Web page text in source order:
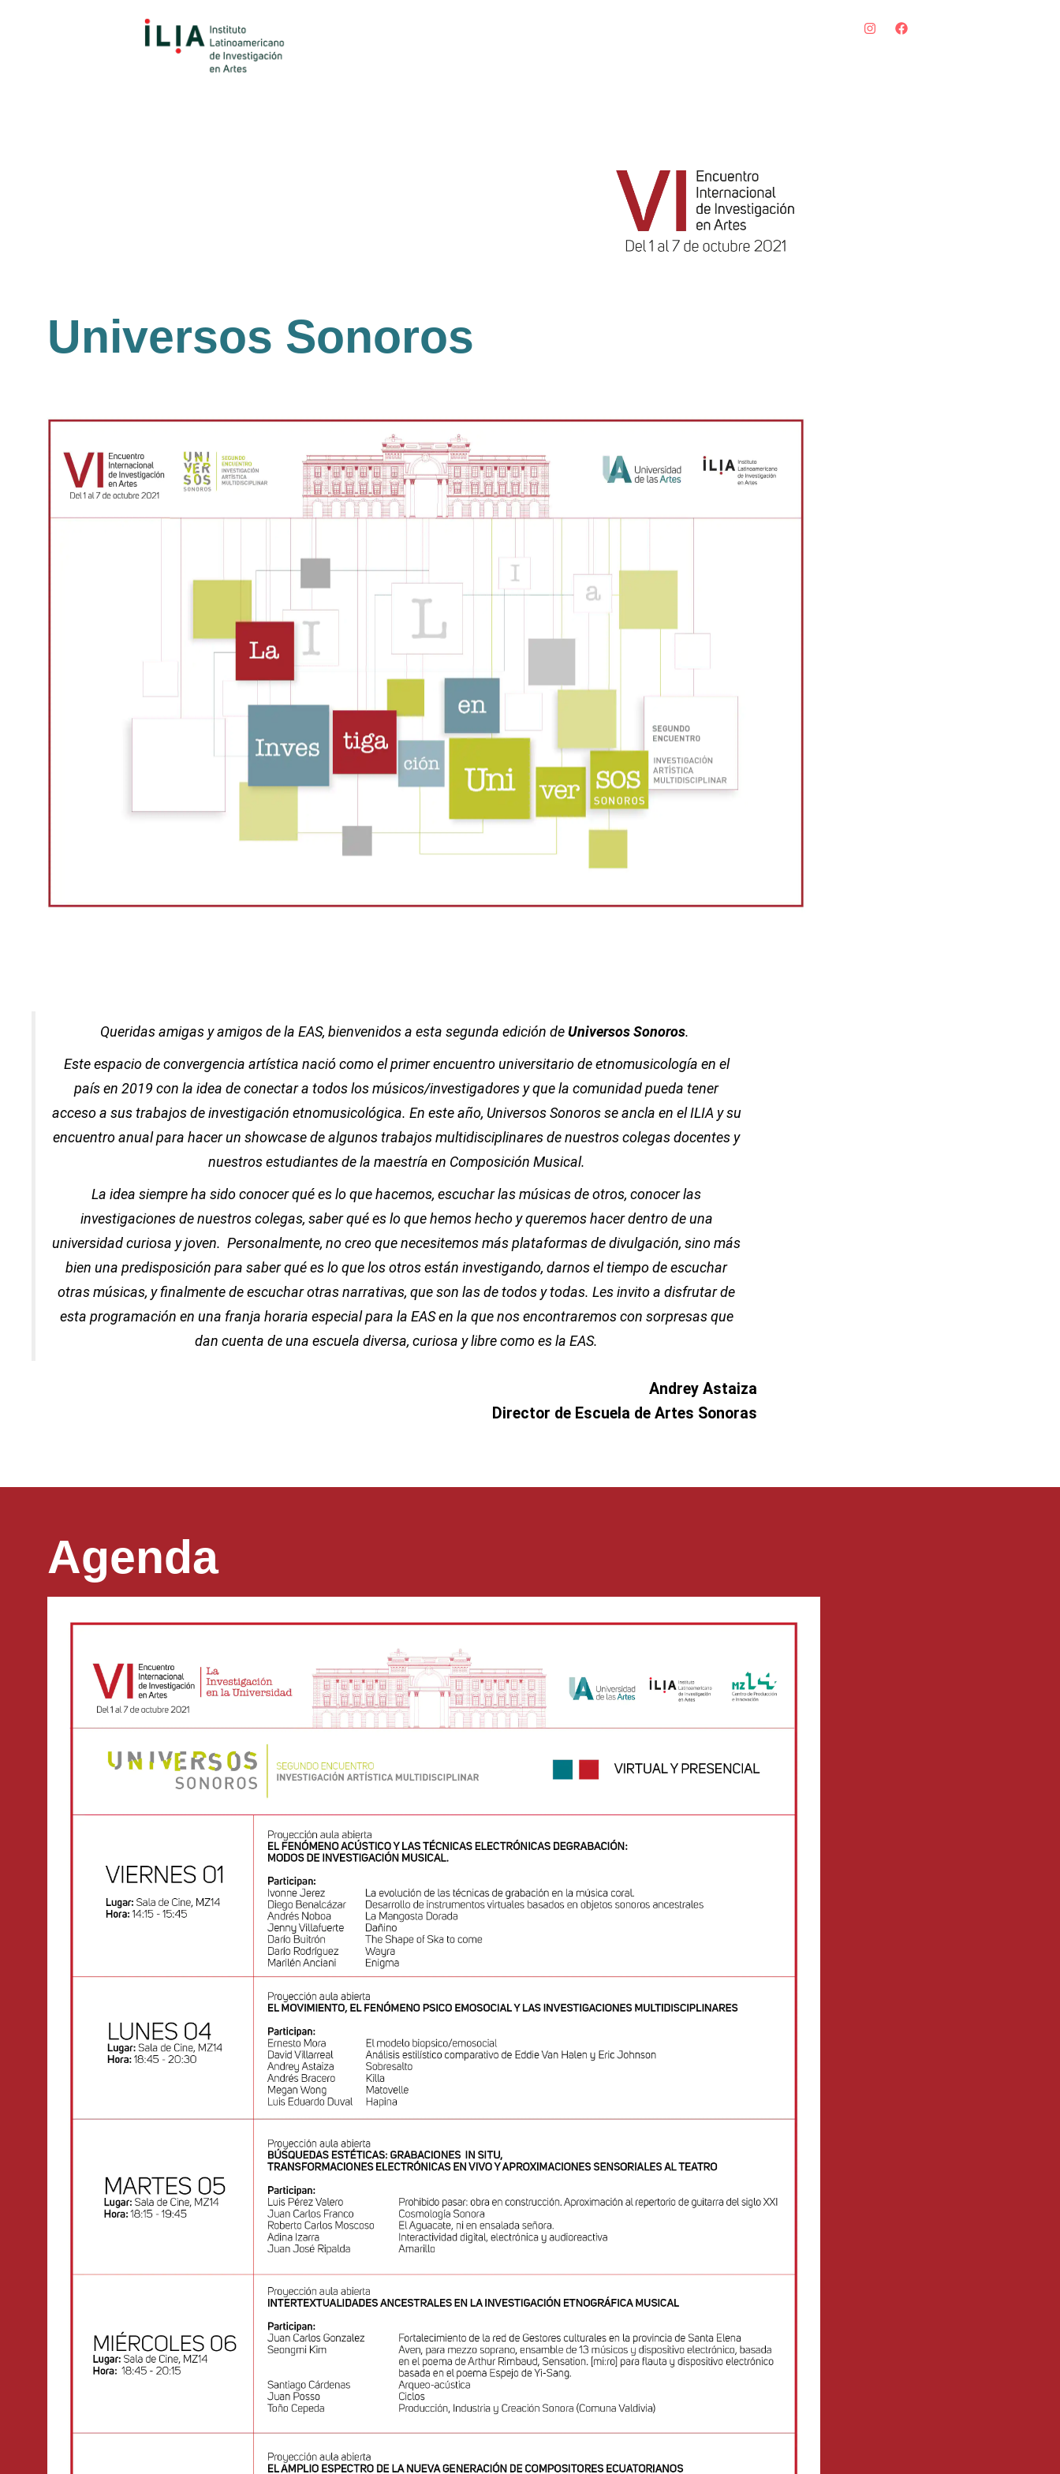
Universos Sonoros
Queridas amigas y amigos de la EAS, bienvenidos a esta segunda edición deUniversos Sonoros.
Este espacio de convergencia artística nació como el primer encuentro universitario de etnomusicología en el
país en 2019 con la idea de conectar a todos los músicos/investigadores y que la comunidad pueda tener
acceso a sus trabajos de investigación etnomusicológica. En este año, Universos Sonoros se ancla en el ILIA y su
encuentro anual para hacer un showcasede algunos trabajos multidisciplinares de nuestros colegas docentes y
nuestros estudiantes de la maestría en Composición Musical.
La idea siempre ha sido conocer qué es lo que hacemos, escuchar las músicas de otros, conocer las
investigaciones de nuestros colegas, saber qué es lo que hemos hecho y queremos hacer dentro de una
universidad curiosa y joven. Personalmente, no creo que necesitemos más plataformas de divulgación, sino más
bien una predisposición para saber qué es lo que los otros están investigando, darnos el tiempo de escuchar
otras músicas, y finalmente de escuchar otras narrativas, que son las de todos y todas. Les invito a disfrutar de
esta programación en una franja horaria especial para la EAS en la que nos encontraremos con sorpresas que
dan cuenta de una escuela diversa, curiosa y libre como es la EAS.
Andrey Astaiza
Director de Escuela de Artes Sonoras
Agenda